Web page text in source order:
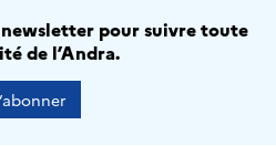
pour suivre toute
de l’Andra.